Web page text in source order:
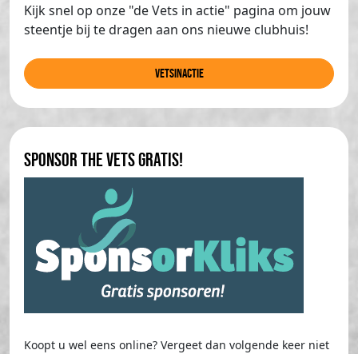
Kijk snel op onze "de Vets in actie" pagina om jouw
steentje bij te dragen aan ons nieuwe clubhuis!
Vetsinactie
Sponsor The Vets gratis!
Koopt u wel eens online? Vergeet dan volgende keer niet